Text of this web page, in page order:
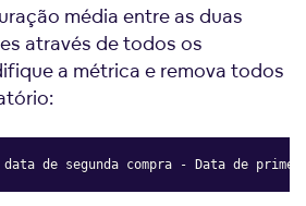
média entre as duas
através de todos os
a métrica e remova todos
data de segunda compra - Data de
Copy